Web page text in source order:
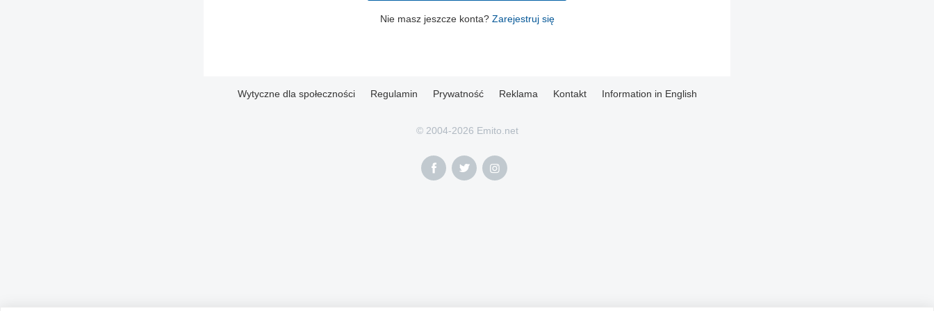
Nie masz jeszcze konta? Zarejestruj się
Wytyczne dla społeczności Regulamin Prywatność Reklama Kontakt Information in English
© 2004-2026 Emito.net